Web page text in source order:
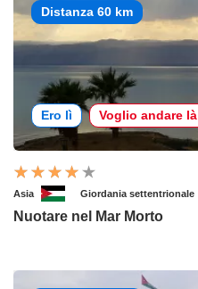
Distanza 60 km
Ero lì Voglio andare là
Asia Giordania settentrionale
Nuotare nel Mar Morto